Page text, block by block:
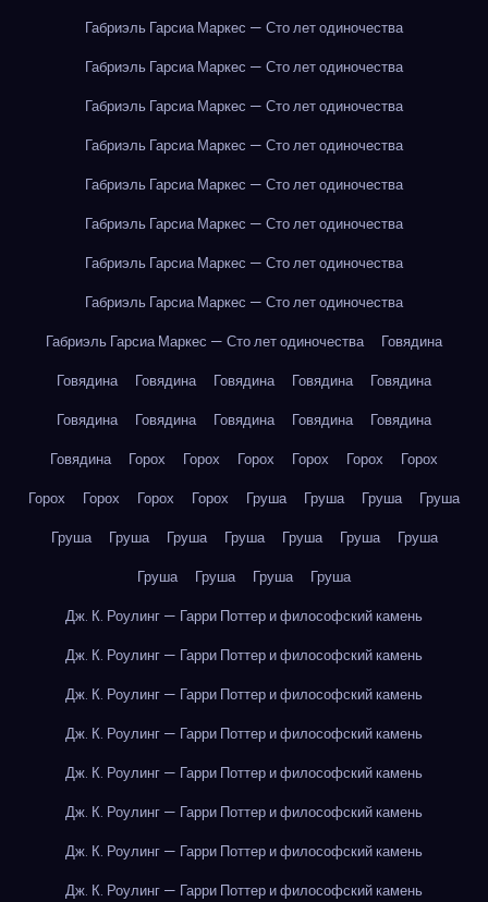
Габриэль Гарсиа Маркес — Сто лет одиночества
Габриэль Гарсиа Маркес — Сто лет одиночества
Габриэль Гарсиа Маркес — Сто лет одиночества
Габриэль Гарсиа Маркес — Сто лет одиночества
Габриэль Гарсиа Маркес — Сто лет одиночества
Габриэль Гарсиа Маркес — Сто лет одиночества
Габриэль Гарсиа Маркес — Сто лет одиночества
Габриэль Гарсиа Маркес — Сто лет одиночества
Габриэль Гарсиа Маркес — Сто лет одиночества
Говядина
Говядина
Говядина Говядина Говядина
Говядина
Говядина
Говядина Говядина Говядина
Говядина
Говядина
Горох Горох Горох Горох Горох
Горох
Горох
Горох Горох Горох Груша Груша Груша
Груша
Груша
Груша Груша Груша Груша Груша
Груша
Груша
Груша Груша
Груша
Дж. К. Роулинг — Гарри Поттер и философский камень
Дж. К. Роулинг — Гарри Поттер и философский камень
Дж. К. Роулинг — Гарри Поттер и философский камень
Дж. К. Роулинг — Гарри Поттер и философский камень
Дж. К. Роулинг — Гарри Поттер и философский камень
Дж. К. Роулинг — Гарри Поттер и философский камень
Дж. К. Роулинг — Гарри Поттер и философский камень
Дж. К. Роулинг — Гарри Поттер и философский камень